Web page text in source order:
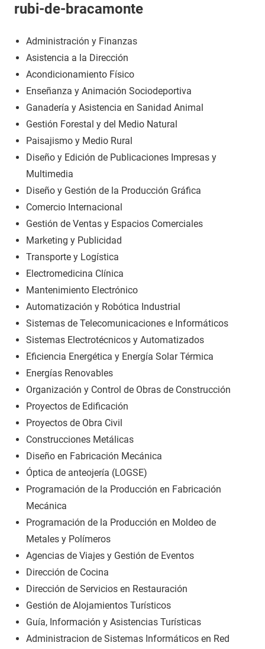
rubi-de-bracamonte
Administración y Finanzas
Asistencia a la Dirección
Acondicionamiento Físico
Enseñanza y Animación Sociodeportiva
Ganadería y Asistencia en Sanidad Animal
Gestión Forestal y del Medio Natural
Paisajismo y Medio Rural
Diseño y Edición de Publicaciones Impresas y
Multimedia
Diseño y Gestión de la Producción Gráfica
Comercio Internacional
Gestión de Ventas y Espacios Comerciales
Marketing y Publicidad
Transporte y Logística
Electromedicina Clínica
Mantenimiento Electrónico
Automatización y Robótica Industrial
Sistemas de Telecomunicaciones e Informáticos
Sistemas Electrotécnicos y Automatizados
Eficiencia Energética y Energía Solar Térmica
Energías Renovables
Organización y Control de Obras de Construcción
Proyectos de Edificación
Proyectos de Obra Civil
Construcciones Metálicas
Diseño en Fabricación Mecánica
Óptica de anteojería (LOGSE)
Programación de la Producción en Fabricación
Mecánica
Programación de la Producción en Moldeo de
Metales y Polímeros
Agencias de Viajes y Gestión de Eventos
Dirección de Cocina
Dirección de Servicios en Restauración
Gestión de Alojamientos Turísticos
Guía, Información y Asistencias Turísticas
Administracion de Sistemas Informáticos en Red